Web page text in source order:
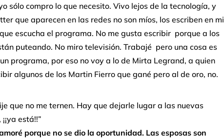
sólo compro lo que necesito. Vivo lejos de la tecnología, y
que aparecen en las redes no son míos, los escriben en mi
escucha el programa. No me gusta escribir porque a los
puteando. No miro televisión. Trabajé pero una cosa es
programa, por eso no voy a lo de Mirta Legrand, a quien
algunos de los Martin Fierro que gané pero al de oro, no.
que no me ternen. Hay que dejarle lugar a las nuevas
está!!”
porque no se dio la oportunidad. Las esposas son